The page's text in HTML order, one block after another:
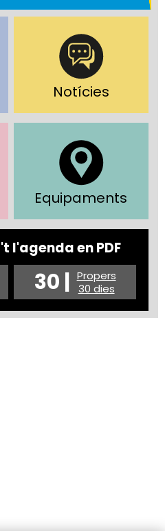
Notícies
Equipaments
l'agenda en PDF
30 | Propers
30 dies